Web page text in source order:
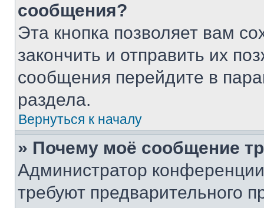
сообщения?
Эта кнопка позволяет вам
закончить и отправить их
сообщения перейдите в
раздела.
Вернуться к началу
» Почему моё сообщение
Администратор
требуют предварительного